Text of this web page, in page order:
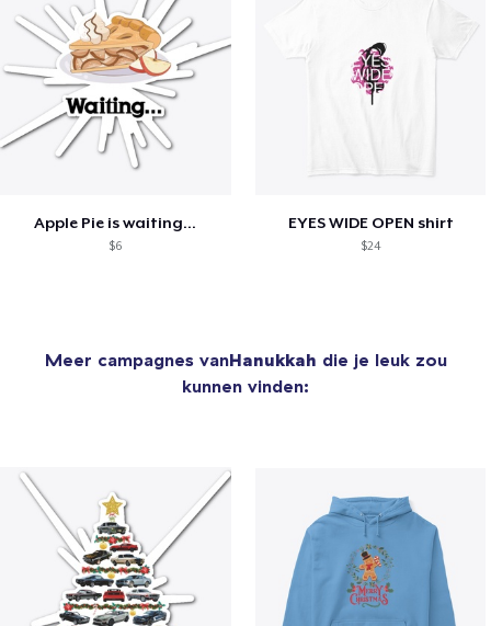
Apple Pie is waiting...
$6
EYES WIDE OPEN shirt
$24
Meer campagnes vanHanukkah die je leuk zou
kunnen vinden: